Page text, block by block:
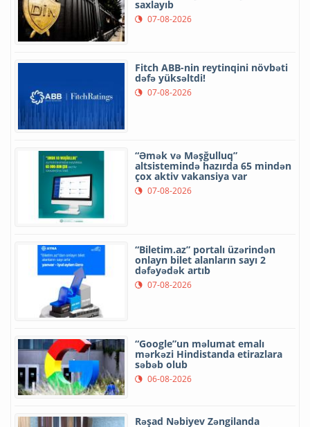
saxlayıb
07-08-2026
Fitch ABB-nin reytinqini növbəti
dəfə yüksəltdi!
07-08-2026
“Əmək və Məşğulluq”
altsistemində hazırda 65 mindən
çox aktiv vakansiya var
07-08-2026
“Biletim.az” portalı üzərindən
onlayn bilet alanların sayı 2
dəfəyədək artıb
07-08-2026
“Google”un məlumat emalı
mərkəzi Hindistanda etirazlara
səbəb olub
06-08-2026
Rəşad Nəbiyev Zəngilanda